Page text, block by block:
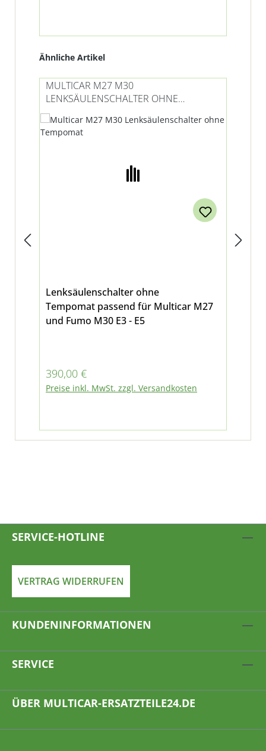
Produktgalerie überspringen
Ähnliche Artikel
MULTICAR M27 M30
LENKSÄULENSCHALTER OHNE
TEMPOMAT
Lenksäulenschalter ohne
Tempomat passend für Multicar M27
und Fumo M30 E3 - E5
Regulärer Preis:
390,00 €
Preise inkl. MwSt. zzgl. Versandkosten
SERVICE-HOTLINE
VERTRAG WIDERRUFEN
KUNDENINFORMATIONEN
SERVICE
ÜBER MULTICAR-ERSATZTEILE24.DE